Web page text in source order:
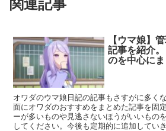
関連記事
【ウマ娘】
記事を紹介
のを中心に
オワダのウマ娘日記の記事もさすがに多く
面にオワダのおすすめをまとめた記事を固
ーが多いものや見逃さないほうがいいもの
してください。今後も定期的に追加していき